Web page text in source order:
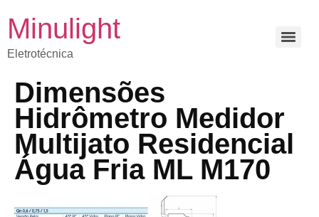
Minulight
Eletrotécnica
Dimensões
Hidrômetro Medidor
Multijato Residencial
Água Fria ML M170